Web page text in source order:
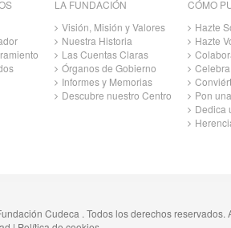
LA FUNDACIÓN
Visión, Misión y Valores
Nuestra Historia
Las Cuentas Claras
Órganos de Gobierno
Informes y Memorias
Descubre nuestro Centro
CÓMO
Hazte
Hazte
Pon
Dedica
Cudeca . Todos los derechos reservados.